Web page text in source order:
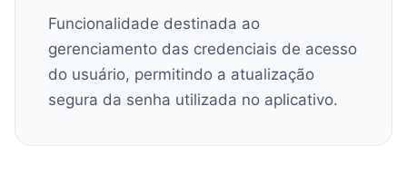
Funcionalidade destinada ao
gerenciamento das credenciais de acesso
do usuário, permitindo a atualização
segura da senha utilizada no aplicativo.